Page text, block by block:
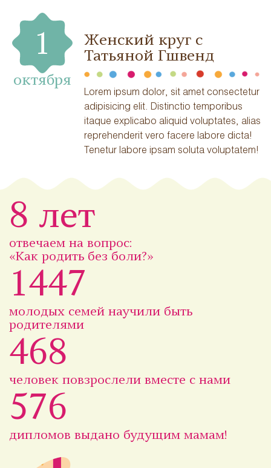
1
октября
Женский круг с
Татьяной Гшвенд
Lorem ipsum dolor, sit amet consectetur
adipisicing elit. Distinctio temporibus
itaque explicabo aliquid voluptates, alias
reprehenderit vero facere labore dicta!
Tenetur labore ipsam soluta voluptatem!
8 лет
отвечаем на вопрос:
«Как родить без боли?»
1447
молодых семей научили быть
родителями
468
человек повзрослели вместе с нами
576
дипломов выдано будущим мамам!